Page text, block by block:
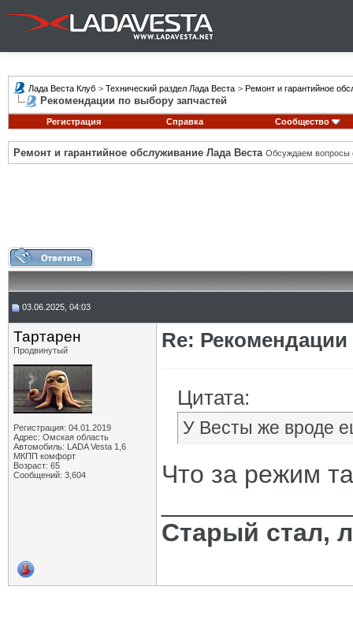
Лада Веста Клуб > Технический раздел Лада Веста > Ремонт и гарантийное
Рекомендации по выбору запчастей
Регистрация Справка Сообщество
Ремонт и гарантийное обслуживание Лада Веста Обсуждаем вопросы
03.06.2025, 04:03
Тартарен
Продвинутый
Регистрация: 04.01.2019
Адрес: Омская область
Автомобиль: LADA Vesta 1,6
МКПП комфорт
Возраст: 65
Сообщений: 3,604
Re:
Цитата:
У Весты же вроде
Что за режим
Старый стал,